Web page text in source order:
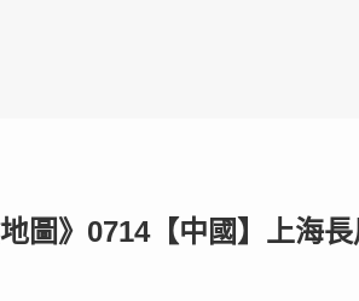
地圖》0714【中國】上海